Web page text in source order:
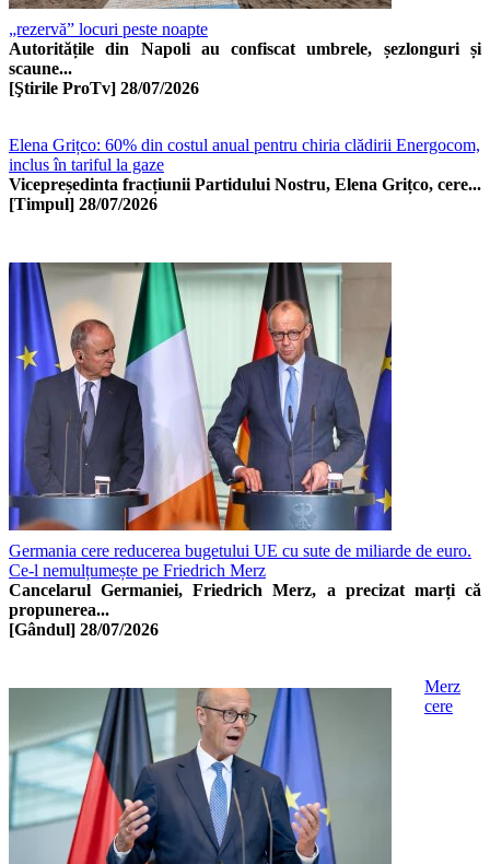
„rezervă” locuri peste noapte
Autoritățile din Napoli au confiscat umbrele, șezlonguri și
scaune...
[Ştirile ProTv] 28/07/2026
Elena Grițco: 60% din costul anual pentru chiria clădirii Energocom,
inclus în tariful la gaze
Vicepreședinta fracțiunii Partidului Nostru, Elena Grițco, cere...
[Timpul] 28/07/2026
Germania cere reducerea bugetului UE cu sute de miliarde de euro.
Ce-l nemulțumește pe Friedrich Merz
Cancelarul Germaniei, Friedrich Merz, a precizat marți că
propunerea...
[Gândul] 28/07/2026
Merz
cere